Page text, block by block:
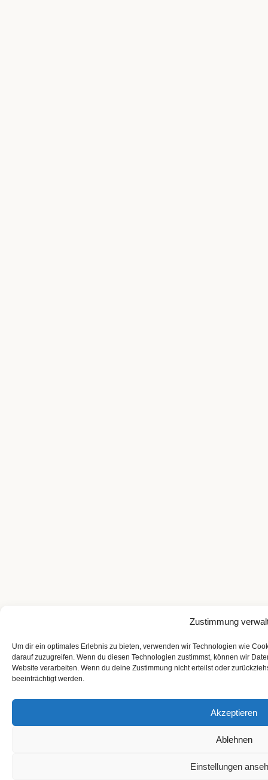
Zustimmung
Um dir ein optimales Erlebnis zu bieten, verwenden wir Technologien wie
darauf zuzugreifen. Wenn du diesen Technologien zustimmst, können wir
Website verarbeiten. Wenn du deine Zustimmung nicht erteilst oder
beeinträchtigt werden.
Akzeptieren
Ablehnen
Einstellungen